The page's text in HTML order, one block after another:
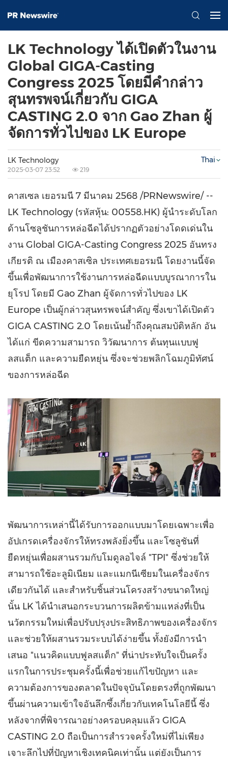
LK Technology ได้เปิดตัวในงาน
Global GIGA-Casting
Congress 2025 โดยมีคำกล่าว
สุนทรพจน์เกี่ยวกับ GIGA
CASTING 2.0 จาก Gao Zhan ผู้
จัดการทั่วไปของ LK Europe
LK Technology
2025-03-07 23:52 219
Thai
คาสเซล เยอรมนี 7 มีนาคม 2568 /PRNewswire/ --
LK Technology (รหัสหุ้น: 00558.HK) ผู้นำระดับโลก
ด้านโซลูชันการหล่อฉีดได้ปรากฏตัวอย่างโดดเด่นใน
งาน Global GIGA-Casting Congress 2025 อันทรง
เกียรติ ณ เมืองคาสเซิล ประเทศเยอรมนี โดยงานนี้จัด
ขึ้นเพื่อพัฒนาการใช้งานการหล่อฉีดแบบบูรณาการใน
ยุโรป โดยมี Gao Zhan ผู้จัดการทั่วไปของ LK
Europe เป็นผู้กล่าวสุนทรพจน์สำคัญ ซึ่งเขาได้เปิดตัว
GIGA CASTING 2.0 โดยเน้นย้ำถึงคุณสมบัติหลัก อัน
ได้แก่ ขีดความสามารถ วิวัฒนาการ ต้นทุนแบบฟู
ลสแต็ก และความยืดหยุ่น ซึ่งจะช่วยพลิกโฉมภูมิทัศน์
ของการหล่อฉีด
พัฒนาการเหล่านี้ได้รับการออกแบบมาโดยเฉพาะเพื่อ
อัปเกรดเครื่องจักรให้ทรงพลังยิ่งขึ้น และโซลูชันที่
ยืดหยุ่นเพื่อผสานรวมกับโมดูลอไจล์ "TPI" ซึ่งช่วยให้
สามารถใช้อะลูมิเนียม และแมกนีเซียมในเครื่องจักร
เดียวกันได้ และสำหรับชิ้นส่วนโครงสร้างขนาดใหญ่
นั้น LK ได้นำเสนอกระบวนการผลิตข้ามแหล่งที่เป็น
นวัตกรรมใหม่เพื่อปรับปรุงประสิทธิภาพของเครื่องจักร
และช่วยให้ผสานรวมระบบได้ง่ายขึ้น ทั้งยังมีการนำ
เสนอ "แนวคิดแบบฟูลสแต็ก" ที่น่าประทับใจเป็นครั้ง
แรกในการประชุมครั้งนี้เพื่อช่วยแก้ไขปัญหา และ
ความต้องการของตลาดในปัจจุบันโดยตรงที่ถูกพัฒนา
ขึ้นผ่านความเข้าใจอันลึกซึ้งเกี่ยวกับเทคโนโลยีนี้ ซึ่ง
หลังจากที่พิจารณาอย่างครอบคลุมแล้ว GIGA
CASTING 2.0 ถือเป็นการสำรวจครั้งใหม่ที่ไม่เพียง
เจาะลึกไปที่ปัญหาเชิงเทคนิคเท่านั้น แต่ยังเป็นการ